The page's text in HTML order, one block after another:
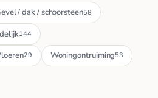
/ dak / schoorsteen58
144
29 Woningontruiming53